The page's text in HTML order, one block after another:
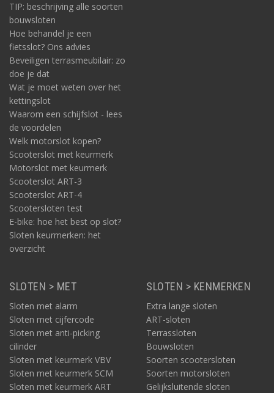
TIP: beschrijving alle soorten
bouwsloten
Hoe behandel je een
fietsslot? Ons advies
Beveiligen terrasmeubilair: zo
doe je dat
Wat je moet weten over het
kettingslot
Waarom een schijfslot - lees
de voordelen
Welk motorslot kopen?
Scooterslot met keurmerk
Motorslot met keurmerk
Scooterslot ART-3
Scooterslot ART-4
Scootersloten test
E-bike: hoe het best op slot?
Sloten keurmerken: het
overzicht
SLOTEN > MET
Sloten met alarm
Sloten met cijfercode
Sloten met anti-picking
cilinder
Sloten met keurmerk VBV
Sloten met keurmerk SCM
Sloten met keurmerk ART
SLOTEN > KENMERKEN
Extra lange sloten
ART-sloten
Terrassloten
Bouwsloten
Soorten scootersloten
Soorten motorsloten
Gelijksluitende sloten